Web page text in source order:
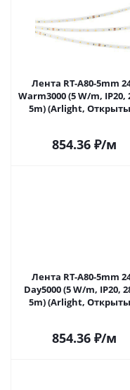
Лента RT-A80-5mm
Warm3000 (5 W/m, IP20,
5m) (Arlight,
854.36 ₽/м
Лента RT-A80-5mm
Day5000 (5 W/m, IP20,
5m) (Arlight,
854.36 ₽/м